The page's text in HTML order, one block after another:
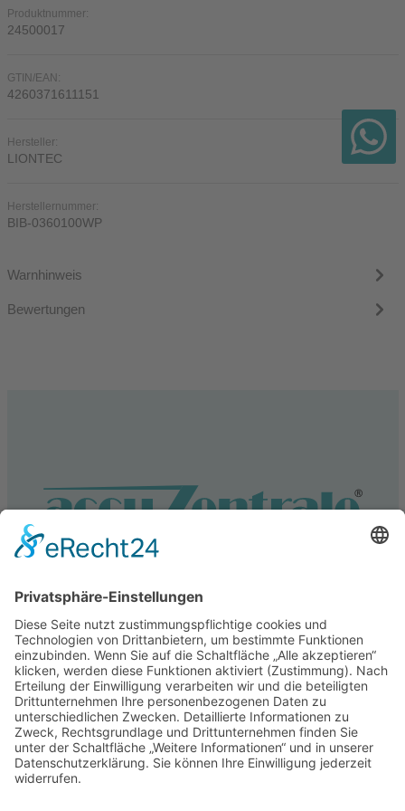
Produktnummer:
24500017
GTIN/EAN:
4260371611151
Hersteller:
LIONTEC
Herstellernummer:
BIB-0360100WP
Warnhinweis
Bewertungen
Service
Information
Unsere weiteren Shops